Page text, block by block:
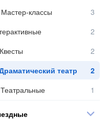
Мастер-классы
Квесты
театр
Театральные